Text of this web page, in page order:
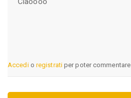
Accedio registratiper poter commentare